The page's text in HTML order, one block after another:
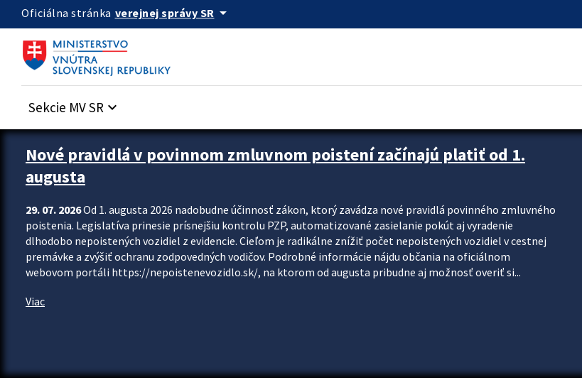
Preskocit na hlavný obsah
Oficiálna stránka verejnej správy SR arrow_drop_down
Sekcie MV SR keyboard_arrow_down
Zastavit automatický posun upútavok
Nové pravidlá v povinnom zmluvnom poistení začínajú platiť od 1.
augusta
29. 07. 2026Od 1. augusta 2026 nadobudne účinnosť zákon, ktorý zavádza nové pravidlá povinného zmluvného
poistenia. Legislatíva prinesie prísnejšiu kontrolu PZP, automatizované zasielanie pokút aj vyradenie
dlhodobo nepoistených vozidiel z evidencie. Cieľom je radikálne znížiť počet nepoistených vozidiel v cestnej
premávke a zvýšiť ochranu zodpovedných vodičov. Podrobné informácie nájdu občania na oficiálnom
webovom portáli https://nepoistenevozidlo.sk/, na ktorom od augusta pribudne aj možnosť overiť si...
Viac